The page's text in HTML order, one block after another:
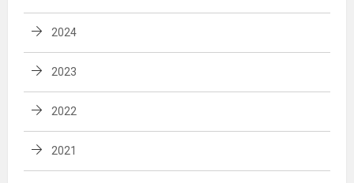
2024
2023
2022
2021